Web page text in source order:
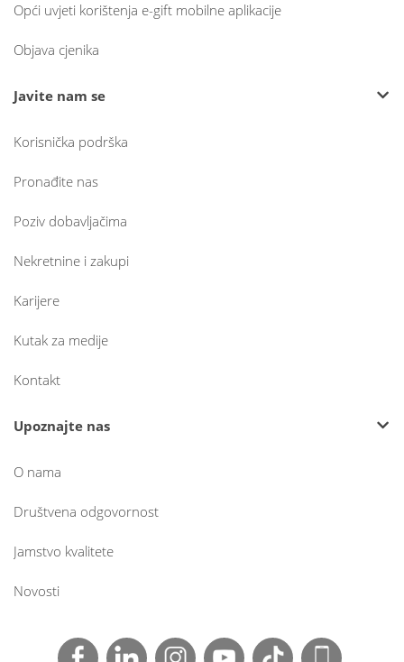
Opći uvjeti korištenja e-gift mobilne aplikacije
Objava cjenika
Javite nam se
Korisnička podrška
Pronađite nas
Poziv dobavljačima
Nekretnine i zakupi
Karijere
Kutak za medije
Kontakt
Upoznajte nas
O nama
Društvena odgovornost
Jamstvo kvalitete
Novosti